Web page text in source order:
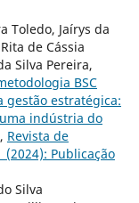
Toledo, Jaírys da
de Cássia
Silva Pereira,
BSC
gestão estratégica:
indústria do
, Revista de
(2024): Publicação
Silva